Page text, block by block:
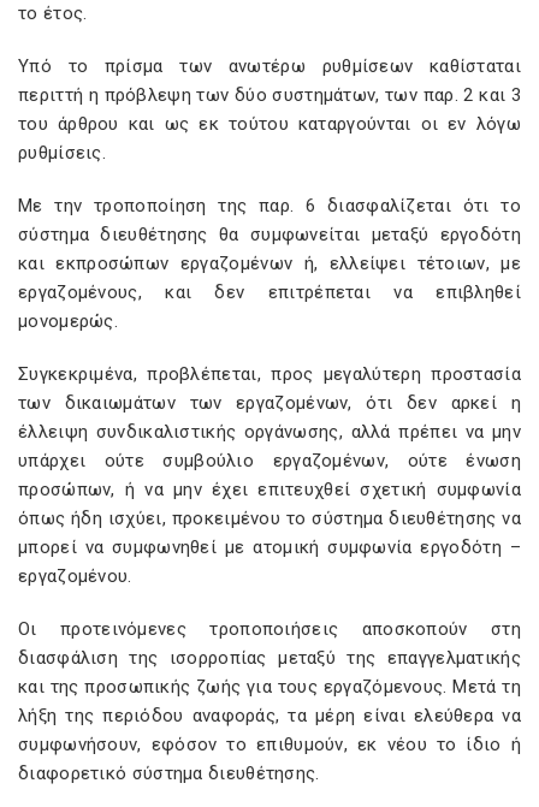
το έτος.
Υπό το πρίσμα των ανωτέρω ρυθμίσεων καθίσταται
περιττή η πρόβλεψη των δύο συστημάτων, των παρ. 2 και 3
του άρθρου και ως εκ τούτου καταργούνται οι εν λόγω
ρυθμίσεις.
Με την τροποποίηση της παρ. 6 διασφαλίζεται ότι το
σύστημα διευθέτησης θα συμφωνείται μεταξύ εργοδότη
και εκπροσώπων εργαζομένων ή, ελλείψει τέτοιων, με
εργαζομένους, και δεν επιτρέπεται να επιβληθεί
μονομερώς.
Συγκεκριμένα, προβλέπεται, προς μεγαλύτερη προστασία
των δικαιωμάτων των εργαζομένων, ότι δεν αρκεί η
έλλειψη συνδικαλιστικής οργάνωσης, αλλά πρέπει να μην
υπάρχει ούτε συμβούλιο εργαζομένων, ούτε ένωση
προσώπων, ή να μην έχει επιτευχθεί σχετική συμφωνία
όπως ήδη ισχύει, προκειμένου το σύστημα διευθέτησης να
μπορεί να συμφωνηθεί με ατομική συμφωνία εργοδότη –
εργαζομένου.
Οι προτεινόμενες τροποποιήσεις αποσκοπούν στη
διασφάλιση της ισορροπίας μεταξύ της επαγγελματικής
και της προσωπικής ζωής για τους εργαζόμενους. Μετά τη
λήξη της περιόδου αναφοράς, τα μέρη είναι ελεύθερα να
συμφωνήσουν, εφόσον το επιθυμούν, εκ νέου το ίδιο ή
διαφορετικό σύστημα διευθέτησης.